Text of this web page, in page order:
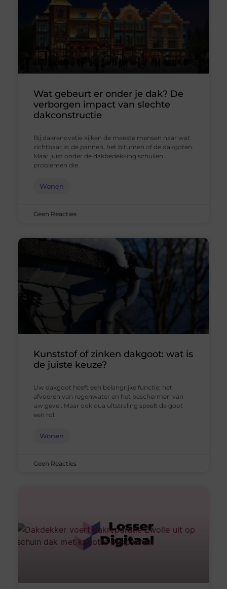
Wat gebeurt er onder je dak? De
verborgen impact van slechte
dakconstructie
Bij dakrenovatie kijken de meeste mensen naar wat
zichtbaar is: de pannen, het bitumen of de dakgoten.
Maar juist onder de dakbedekking schuilen
problemen die
Wonen
Geen Reacties
Kunststof of zinken dakgoot: wat is
de juiste keuze?
Uw dakgoot heeft een belangrijke functie: het
afvoeren van regenwater en het beschermen van
uw gevel. Maar ook qua uitstraling speelt de goot
een rol.
Wonen
Geen Reacties